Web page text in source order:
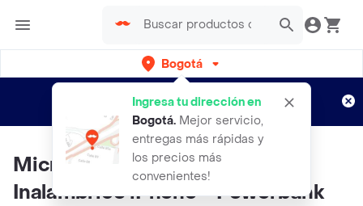
Bogotá
Ingresa tu dirección en
Bogotá. Mejor servicio,
entregas más rápidas y
los precios más
convenientes!
envíos gratis por semanas
Aplican TyC
Microfono Doble Solapa
Inalambrico iPhone + Powerbank